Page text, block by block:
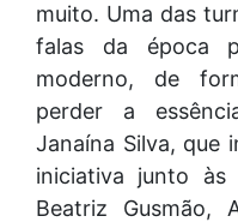
muito. Uma das
falas da época
moderno, de
perder a
Janaína Silva, que
iniciativa junto às
Beatriz Gusmão,